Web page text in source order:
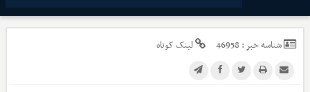
شناسه خبر : 46958 لینک کوتاه